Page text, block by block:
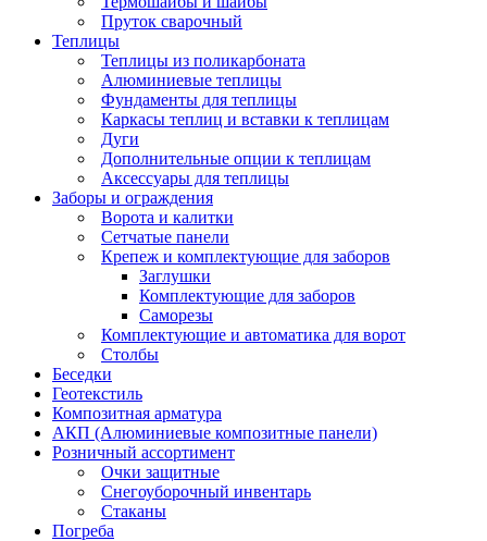
Пруток сварочный
Теплицы
Теплицы из поликарбоната
Алюминиевые теплицы
Фундаменты для теплицы
Каркасы теплиц и вставки к теплицам
Дуги
Дополнительные опции к теплицам
Аксессуары для теплицы
Заборы и ограждения
Ворота и калитки
Сетчатые панели
Крепеж и комплектующие для заборов
Заглушки
Комплектующие для заборов
Саморезы
Комплектующие и автоматика для ворот
Столбы
Беседки
Геотекстиль
Композитная арматура
АКП (Алюминиевые композитные панели)
Розничный ассортимент
Очки защитные
Снегоуборочный инвентарь
Стаканы
Погреба